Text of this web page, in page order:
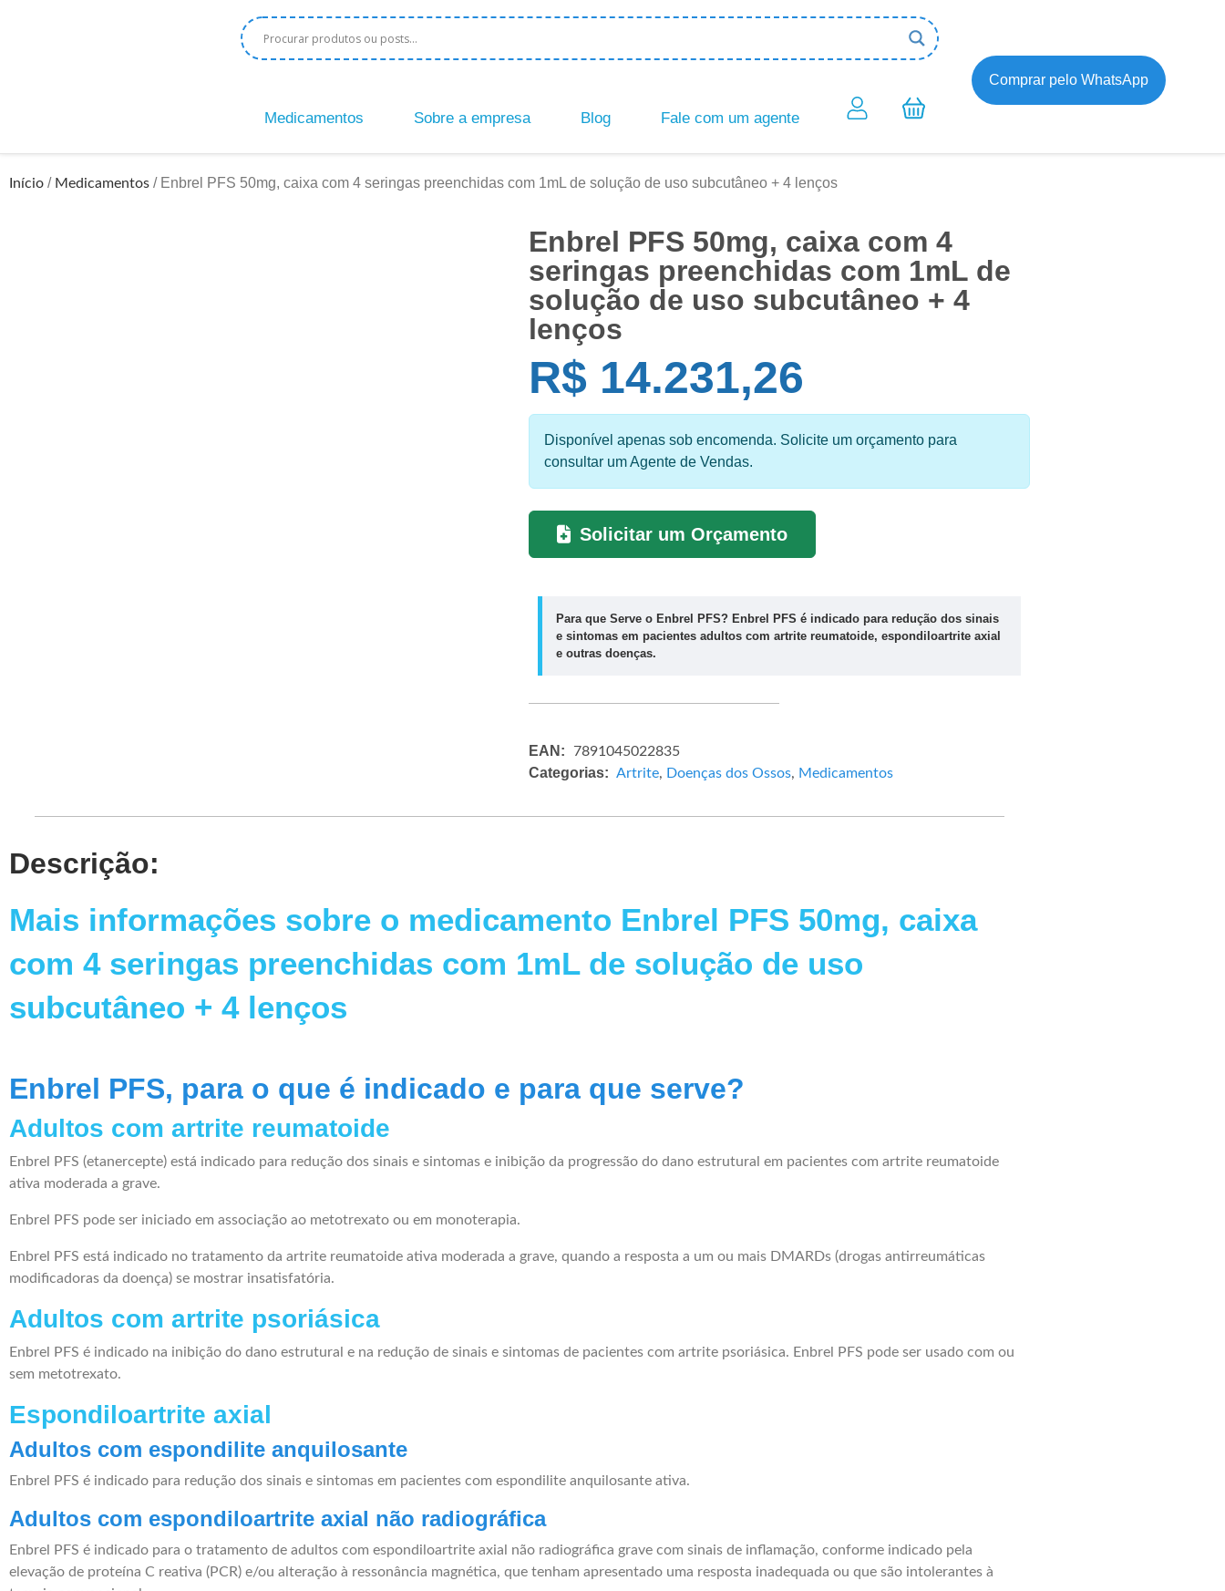
Medicamentos Sobre a empresa Blog Fale com um agente
Comprar pelo WhatsApp
Início / Medicamentos / Enbrel PFS 50mg, caixa com 4 seringas preenchidas com 1mL de solução de uso subcutâneo + 4 lenços
Enbrel PFS 50mg, caixa com 4
seringas preenchidas com 1mL de
solução de uso subcutâneo + 4
lenços
R$ 14.231,26
Disponível apenas sob encomenda. Solicite um orçamento para
consultar um Agente de Vendas.
Solicitar um Orçamento
Para que Serve o Enbrel PFS? Enbrel PFS é indicado para redução dos sinais
e sintomas em pacientes adultos com artrite reumatoide, espondiloartrite axial
e outras doenças.
EAN: 7891045022835
Categorias: Artrite, Doenças dos Ossos, Medicamentos
Descrição:
Mais informações sobre o medicamento Enbrel PFS 50mg, caixa
com 4 seringas preenchidas com 1mL de solução de uso
subcutâneo + 4 lenços
Enbrel PFS, para o que é indicado e para que serve?
Adultos com artrite reumatoide
Enbrel PFS (etanercepte) está indicado para redução dos sinais e sintomas e inibição da progressão do dano estrutural em pacientes com artrite reumatoide
ativa moderada a grave.
Enbrel PFS pode ser iniciado em associação ao metotrexato ou em monoterapia.
Enbrel PFS está indicado no tratamento da artrite reumatoide ativa moderada a grave, quando a resposta a um ou mais DMARDs (drogas antirreumáticas
modificadoras da doença) se mostrar insatisfatória.
Adultos com artrite psoriásica
Enbrel PFS é indicado na inibição do dano estrutural e na redução de sinais e sintomas de pacientes com artrite psoriásica. Enbrel PFS pode ser usado com ou
sem metotrexato.
Espondiloartrite axial
Adultos com espondilite anquilosante
Enbrel PFS é indicado para redução dos sinais e sintomas em pacientes com espondilite anquilosante ativa.
Adultos com espondiloartrite axial não radiográfica
Enbrel PFS é indicado para o tratamento de adultos com espondiloartrite axial não radiográfica grave com sinais de inflamação, conforme indicado pela
elevação de proteína C reativa (PCR) e/ou alteração à ressonância magnética, que tenham apresentado uma resposta inadequada ou que são intolerantes à